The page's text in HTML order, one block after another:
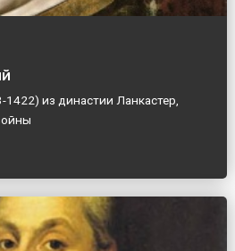
из династии Ланкастер,